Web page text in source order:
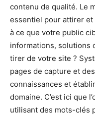
contenu de qualité. Le
essentiel pour attirer
à ce que votre public
informations, solutions
tirer de votre site ?
pages de capture et
connaissances et
domaine. C’est ici que
utilisant des mots-clés